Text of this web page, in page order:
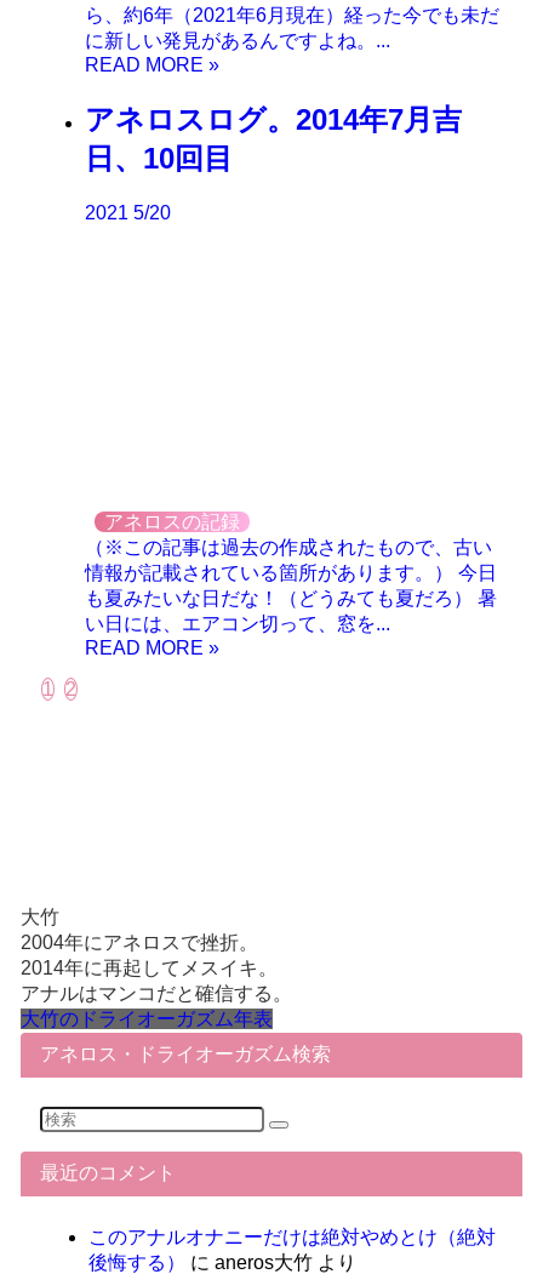
ら、約6年（2021年6月現在）経った今でも未だ
に新しい発見があるんですよね。...
アネロスログ。2014年7月吉
日、10回目
2021 5/20
アネロスの記録
（※この記事は過去の作成されたもので、古い
情報が記載されている箇所があります。） 今日
も夏みたいな日だな！（どうみても夏だろ） 暑
い日には、エアコン切って、窓を...
1 2
大竹
2004年にアネロスで挫折。
2014年に再起してメスイキ。
アナルはマンコだと確信する。
大竹のドライオーガズム年表
アネロス・ドライオーガズム検索
最近のコメント
このアナルオナニーだけは絶対やめとけ（絶対
後悔する）
に aneros大竹より